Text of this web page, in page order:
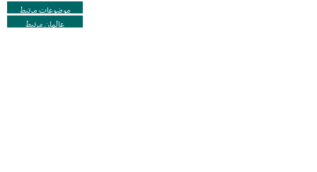
موضوعات مرتبط
عالمان مرتبط